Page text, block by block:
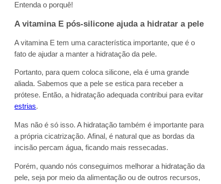
Entenda o porquê!
A vitamina E pós-silicone ajuda a hidratar a pele
A vitamina E tem uma característica importante, que é o
fato de ajudar a manter a hidratação da pele.
Portanto, para quem coloca silicone, ela é uma grande
aliada. Sabemos que a pele se estica para receber a
prótese. Então, a hidratação adequada contribui para evitar
estrias.
Mas não é só isso. A hidratação também é importante para
a própria cicatrização. Afinal, é natural que as bordas da
incisão percam água, ficando mais ressecadas.
Porém, quando nós conseguimos melhorar a hidratação da
pele, seja por meio da alimentação ou de outros recursos,